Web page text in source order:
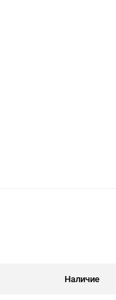
Наличие